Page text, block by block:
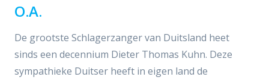
O.A.
De grootste Schlagerzanger van Duitsland heet
sinds een decennium Dieter Thomas Kuhn. Deze
sympathieke Duitser heeft in eigen land de